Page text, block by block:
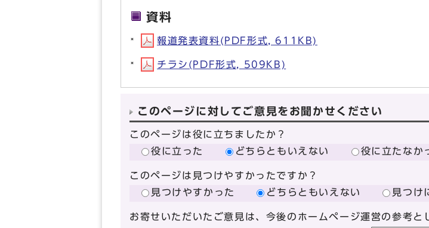
資料
報道発表資料(PDF形式, 611KB)
チラシ(PDF形式, 509KB)
このページに対してご意見をお聞かせください
このページは役に立ちましたか？
役に立った
どちらともいえない 役に立たなか
このページは見つけやすかったですか？
見つけやすかった
どちらともいえない 見つけ
お寄せいただいたご意見は、今後のホームページ運営の参考と